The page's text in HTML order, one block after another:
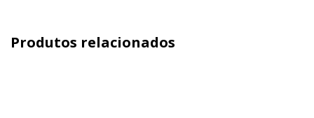
Produtos relacionados